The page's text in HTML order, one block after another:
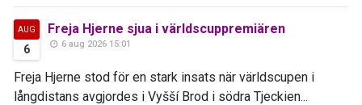
AUG
6
Freja Hjerne sjua i världscuppremiären
6 aug 2026 15:01
Freja Hjerne stod för en stark insats när världscupen i
långdistans avgjordes i Vyšší Brod i södra Tjeckien...